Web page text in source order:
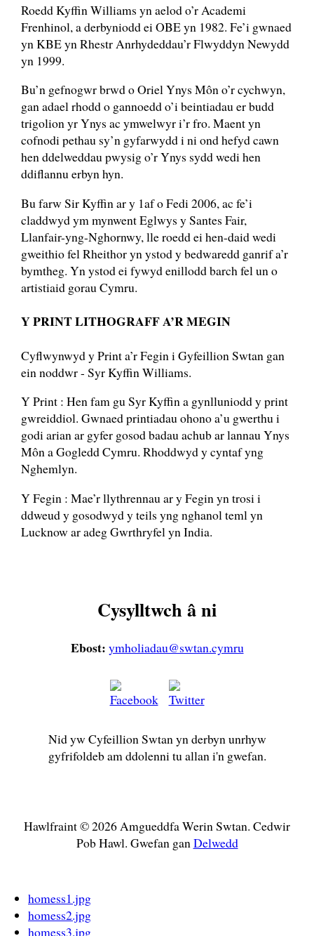
Roedd Kyffin Williams yn aelod o’r Academi
Frenhinol, a derbyniodd ei OBE yn 1982. Fe’i gwnaed
yn KBE yn Rhestr Anrhydeddau’r Flwyddyn Newydd
yn 1999.
Bu’n gefnogwr brwd o Oriel Ynys Môn o’r cychwyn,
gan adael rhodd o gannoedd o’i beintiadau er budd
trigolion yr Ynys ac ymwelwyr i’r fro. Maent yn
cofnodi pethau sy’n gyfarwydd i ni ond hefyd cawn
hen ddelweddau pwysig o’r Ynys sydd wedi hen
ddiflannu erbyn hyn.
Bu farw Sir Kyffin ar y 1af o Fedi 2006, ac fe’i
claddwyd ym mynwent Eglwys y Santes Fair,
Llanfair-yng-Nghornwy, lle roedd ei hen-daid wedi
gweithio fel Rheithor yn ystod y bedwaredd ganrif a’r
bymtheg. Yn ystod ei fywyd enillodd barch fel un o
artistiaid gorau Cymru.
Y PRINT LITHOGRAFF A’R MEGIN
Cyflwynwyd y Print a’r Fegin i Gyfeillion Swtan gan
ein noddwr - Syr Kyffin Williams.
Y Print : Hen fam gu Syr Kyffin a gynlluniodd y print
gwreiddiol. Gwnaed printiadau ohono a’u gwerthu i
godi arian ar gyfer gosod badau achub ar lannau Ynys
Môn a Gogledd Cymru. Rhoddwyd y cyntaf yng
Nghemlyn.
Y Fegin : Mae’r llythrennau ar y Fegin yn trosi i
ddweud y gosodwyd y teils yng nghanol teml yn
Lucknow ar adeg Gwrthryfel yn India.
Cysylltwch â ni
Ebost: ymholiadau@swtan.cymru
Nid yw Cyfeillion Swtan yn derbyn unrhyw
gyfrifoldeb am ddolenni tu allan i'n gwefan.
Hawlfraint © 2026 Amgueddfa Werin Swtan. Cedwir
Pob Hawl. Gwefan gan Delwedd
homess1.jpg
homess2.jpg
homess3.jpg